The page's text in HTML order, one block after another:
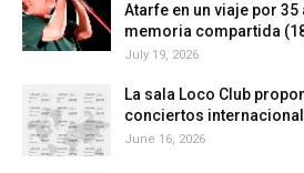
Atarfe en un viaje por
memoria compartida
July 19, 2026
La sala Loco Club
conciertos
June 16, 2026